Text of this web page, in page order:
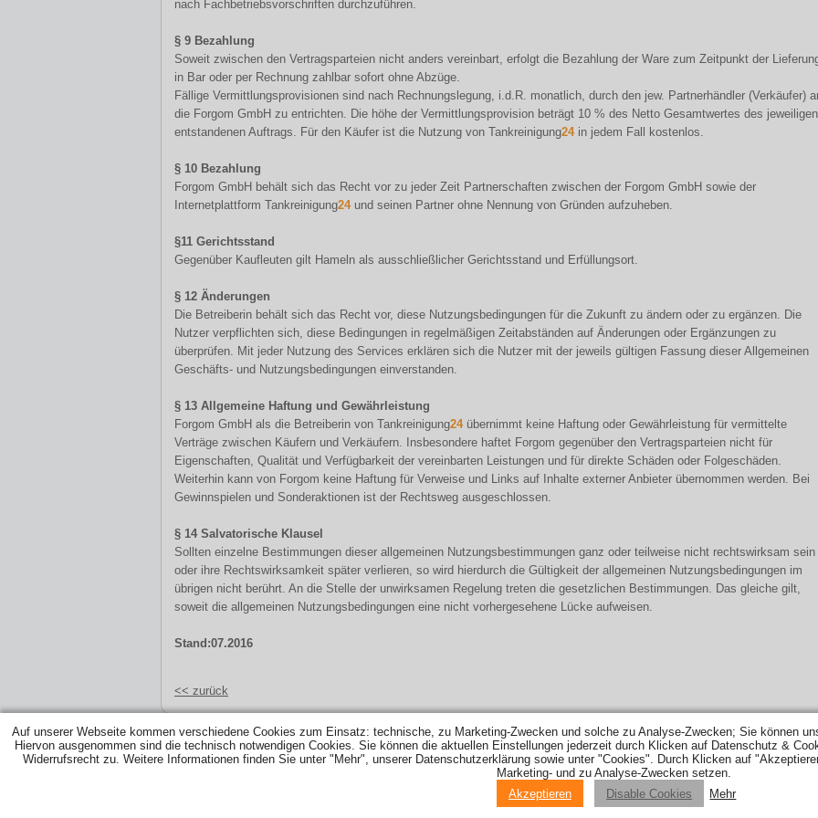
nach Fachbetriebsvorschriften durchzuführen.
§ 9 Bezahlung
Soweit zwischen den Vertragsparteien nicht anders vereinbart, erfolgt die Bezahlung der Ware zum Zeitpunkt der
in Bar oder per Rechnung zahlbar sofort ohne Abzüge.
Fällige Vermittlungsprovisionen sind nach Rechnungslegung, i.d.R. monatlich, durch den jew. Partnerhändler (Verkäufer)
die Forgom GmbH zu entrichten. Die höhe der Vermittlungsprovision beträgt 10 % des Netto Gesamtwertes des jeweiligen
entstandenen Auftrags. Für den Käufer ist die Nutzung von Tankreinigung24in jedem Fall kostenlos.
§ 10 Bezahlung
Forgom GmbH behält sich das Recht vor zu jeder Zeit Partnerschaften zwischen der Forgom GmbH sowie der
Internetplattform Tankreinigung24und seinen Partner ohne Nennung von Gründen aufzuheben.
§11 Gerichtsstand
Gegenüber Kaufleuten gilt Hameln als ausschließlicher Gerichtsstand und Erfüllungsort.
§ 12 Änderungen
Die Betreiberin behält sich das Recht vor, diese Nutzungsbedingungen für die Zukunft zu ändern oder zu ergänzen. Die
Nutzer verpflichten sich, diese Bedingungen in regelmäßigen Zeitabständen auf Änderungen oder Ergänzungen zu
überprüfen. Mit jeder Nutzung des Services erklären sich die Nutzer mit der jeweils gültigen Fassung dieser Allgemeinen
Geschäfts- und Nutzungsbedingungen einverstanden.
§ 13 Allgemeine Haftung und Gewährleistung
Forgom GmbH als die Betreiberin von Tankreinigung24übernimmt keine Haftung oder Gewährleistung für vermittelte
Verträge zwischen Käufern und Verkäufern. Insbesondere haftet Forgom gegenüber den Vertragsparteien nicht für
Eigenschaften, Qualität und Verfügbarkeit der vereinbarten Leistungen und für direkte Schäden oder Folgeschäden.
Weiterhin kann von Forgom keine Haftung für Verweise und Links auf Inhalte externer Anbieter übernommen werden. Bei
Gewinnspielen und Sonderaktionen ist der Rechtsweg ausgeschlossen.
§ 14 Salvatorische Klausel
Sollten einzelne Bestimmungen dieser allgemeinen Nutzungsbestimmungen ganz oder teilweise nicht rechtswirksam sein
oder ihre Rechtswirksamkeit später verlieren, so wird hierdurch die Gültigkeit der allgemeinen Nutzungsbedingungen im
übrigen nicht berührt. An die Stelle der unwirksamen Regelung treten die gesetzlichen Bestimmungen. Das gleiche gilt,
soweit die allgemeinen Nutzungsbedingungen eine nicht vorhergesehene Lücke aufweisen.
Stand:07.2016
<< zurück
ÜBER UNS|PREISSUCHE|TANKARTEN|HEIZUNG & CO|TANKREINIGUNG|TANKSCHUTZ|TANKINNENBESCHICHTUNG|HILFE|
WERBEPARTNER | KONTAKT|AGB|IMPRESSUM|MEDIZINSTUDIUM IM
Auf unserer Webseite kommen verschiedene Cookies zum Einsatz: technische, zu Marketing-Zwecken und solche zu Analyse-Zwecken; Sie können
Hiervon ausgenommen sind die technisch notwendigen Cookies. Sie können die aktuellen Einstellungen jederzeit durch Klicken auf Datenschutz &
Widerrufsrecht zu. Weitere Informationen finden Sie unter "Mehr", unserer Datenschutzerklärung sowie unter "Cookies". Durch Klicken auf
Marketing- und zu Analyse-Zwecken setzen.
Akzeptieren
Disable Cookies Mehr